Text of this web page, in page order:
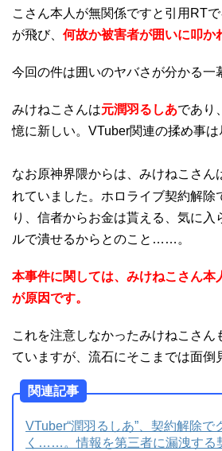
こさん本人が無関係ですと引用RT
が飛び、 何故か被害者が囲いに叩か
今回の件は囲いのヤバさが分かる一
みけねこさんは元潤羽るしあであり
憶に新しい。VTuber関連の揉め事は
なお原神界隈からは、みけねこさん
れていました。ホロライブ契約解除
り、信者からお金は貰える、気に入
ルで潰せるからとのこと……。
本事件に関しては、みけねこさん本
が原因です。
これを注意しなかったみけねこさん
ていますが、流石にそこまでは面倒
関連記事
VTuber“潤羽るしあ”、契約解除で
く……。情報を第三者に漏洩する